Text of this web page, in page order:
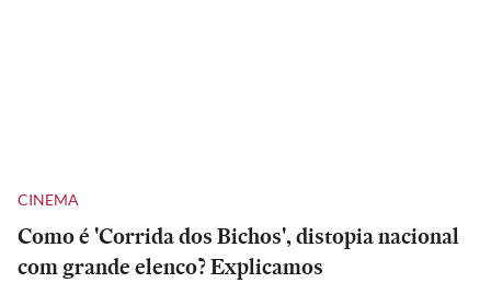
CINEMA
Como é 'Corrida dos Bichos', distopia nacional
com grande elenco? Explicamos